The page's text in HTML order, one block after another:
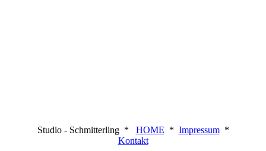
Studio - Schmitterling * HOME * Impressum*
Kontakt